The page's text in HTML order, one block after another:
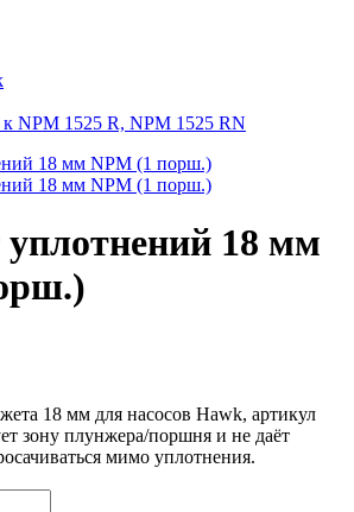
NPM 1525 R, NPM 1525 RN
18 мм
18 мм для насосов Hawk, артикул
зону плунжера/поршня и не даёт
мимо уплотнения.